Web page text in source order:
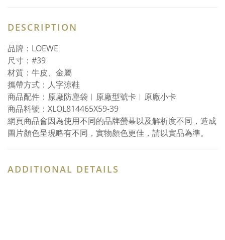
DESCRIPTION
品牌：LOEWE
尺寸：#39
材質：牛皮、金屬
攜帶方式：人字涼鞋
商品配件：原廠防塵袋︱原廠型號卡︱原廠小卡
商品料號：XLOL814465X59-39
網頁商品會因為使用不同的品牌螢幕以及解析度不同，造成
圖片顏色呈現略有不同，實物顏色更佳，請以實品為準。
ADDITIONAL DETAILS